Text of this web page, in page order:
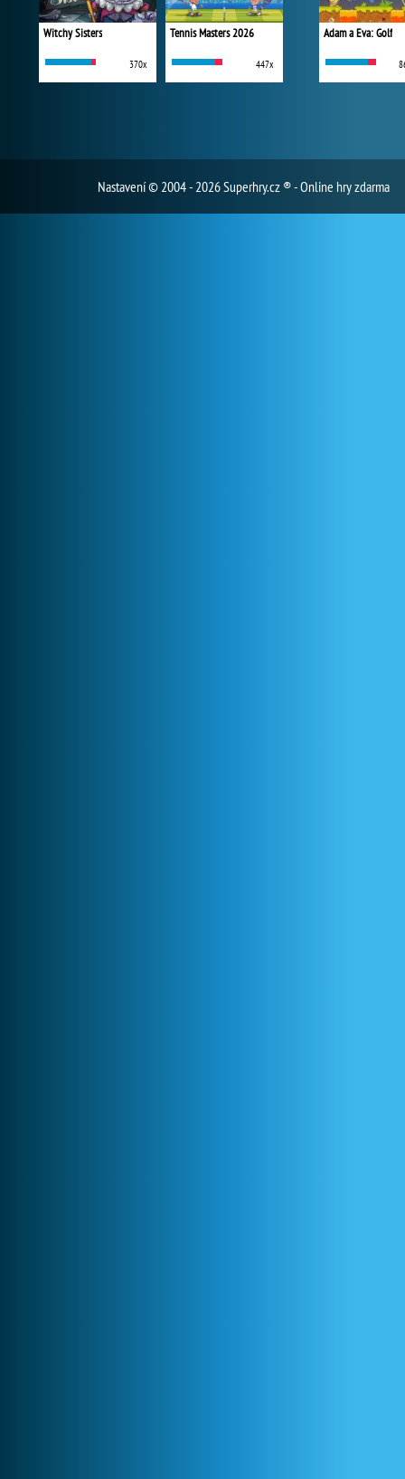
Witchy Sisters
370x
Tennis Masters 2026
447x
Adam a Eva: Golf
Nastavení© 2004 - 2026 Superhry.cz ® - Online hry zdarma